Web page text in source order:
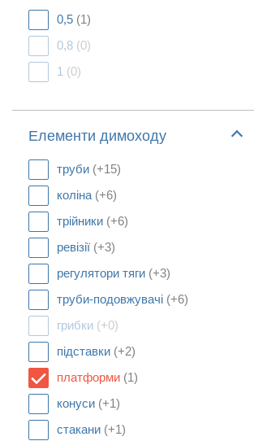
0,5 (1)
0,8 (0)
1 (0)
Елементи димоходу
труби (+15)
коліна (+6)
трійники (+6)
ревізії (+3)
регулятори тяги (+3)
труби-подовжувачі (+6)
грибки (+0)
підставки (+2)
платформи (1)
конуси (+1)
стакани (+1)